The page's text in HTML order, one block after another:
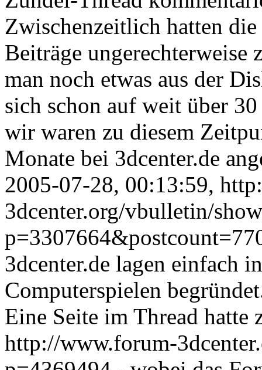
Zwischenzeitlich hatten
Beiträge ungerechterweise
man noch etwas aus der
sich schon auf weit über
wir waren zu diesem
Monate bei 3dcenter.de
2005-07-28, 00:13:59,
3dcenter.org/vbulletin/
3dcenter.de lagen einfach
Computerspielen
Eine Seite im Thread hatte
http://www.forum-